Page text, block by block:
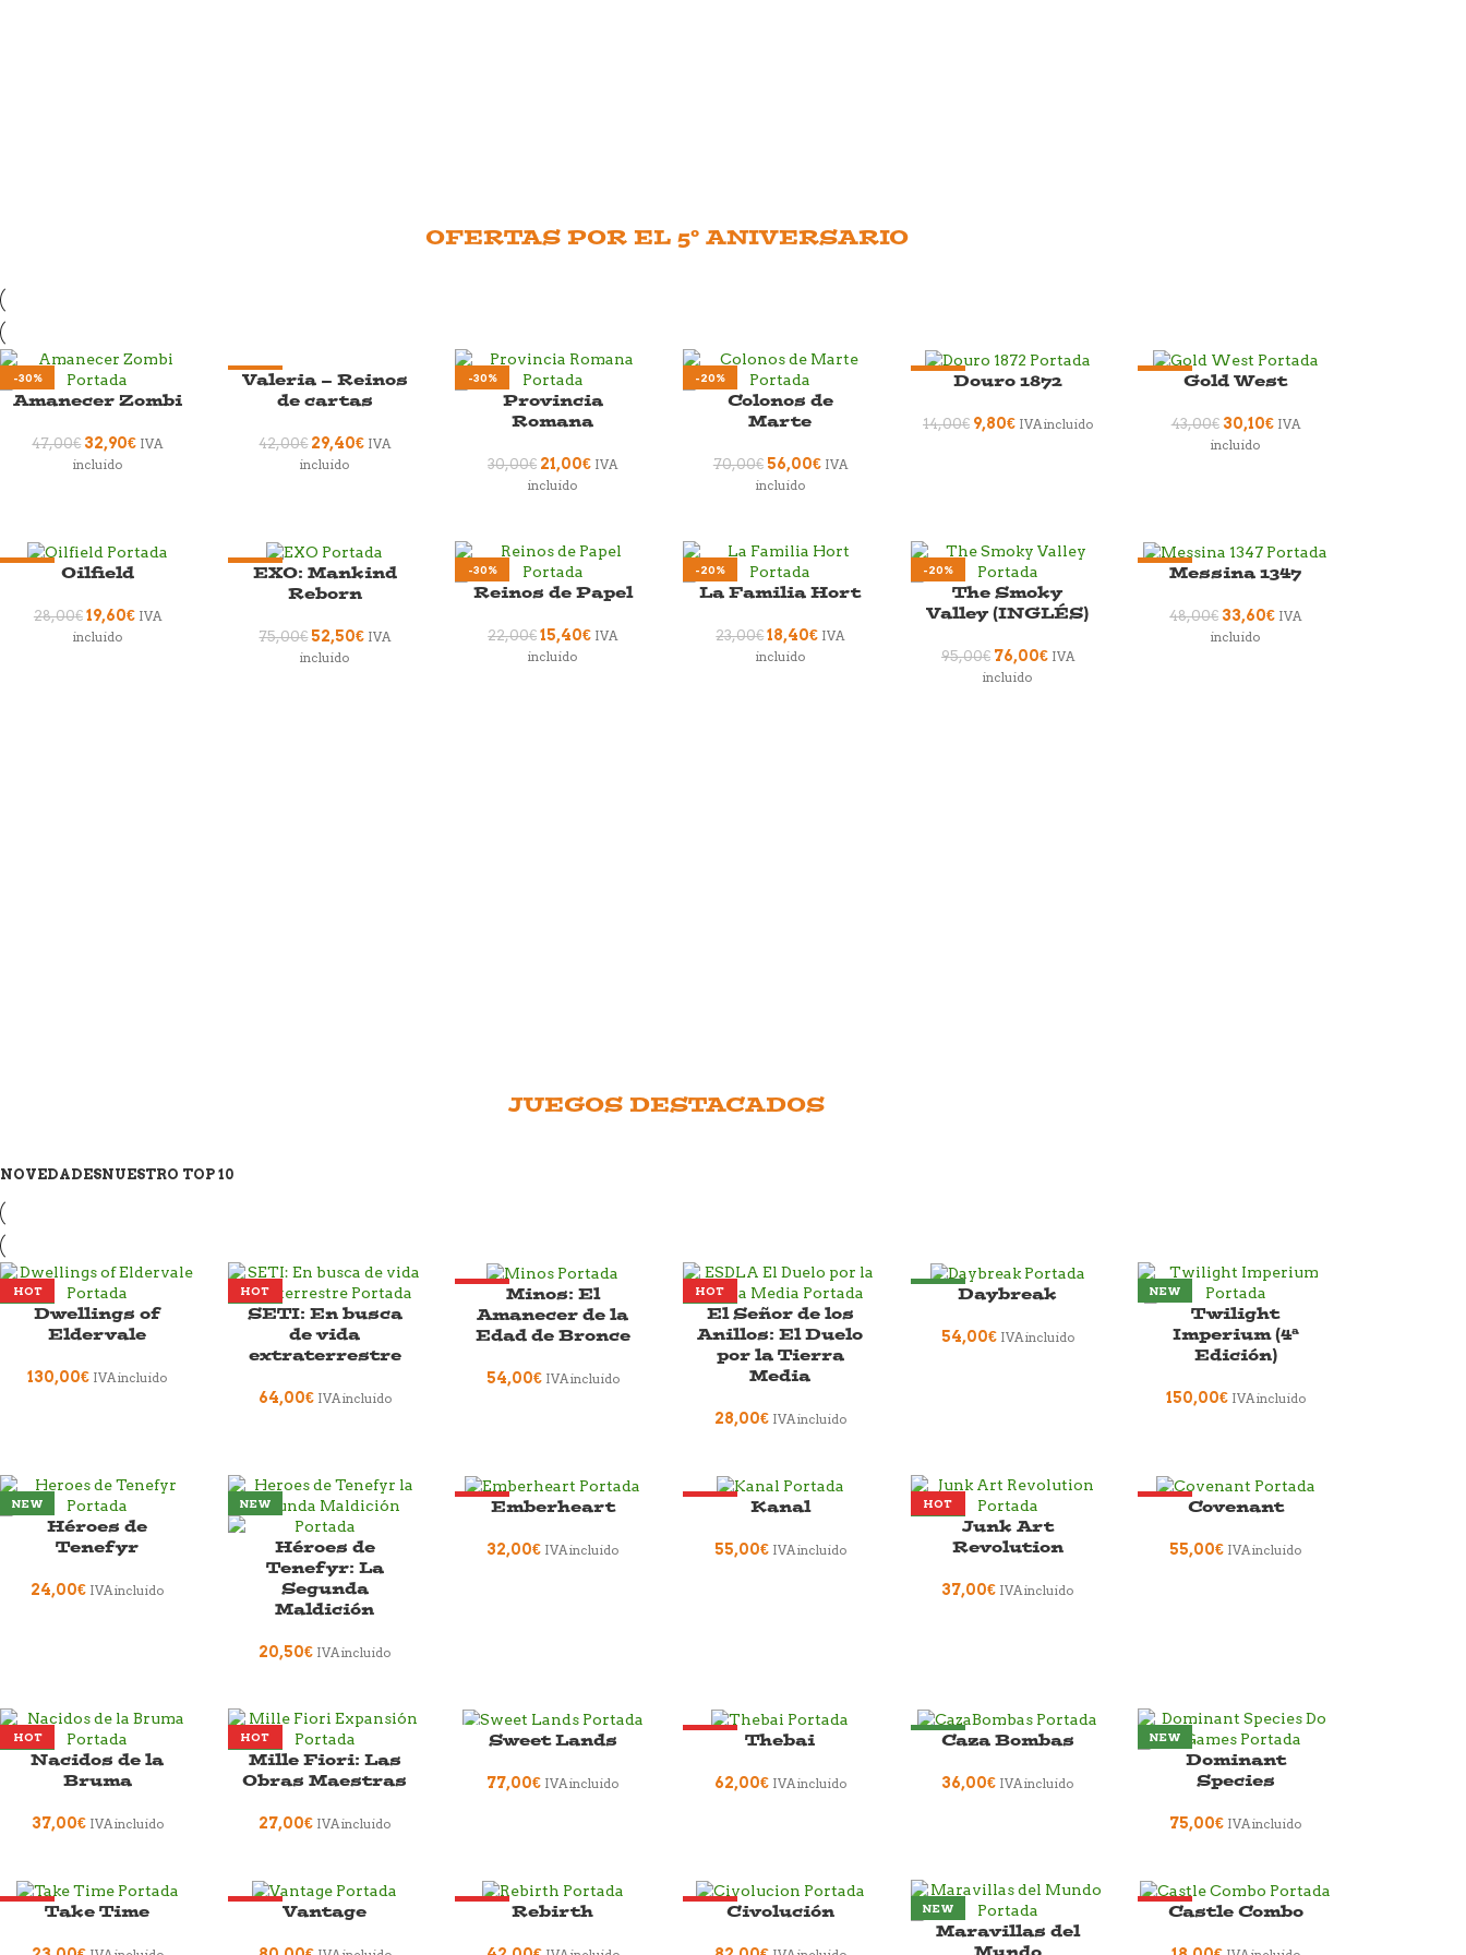
OFERTAS POR EL 5º ANIVERSARIO
-30%
Amanecer Zombi
47,00€ 32,90€ IVA
incluido
-30%
Valeria – Reinos
de cartas
42,00€ 29,40€ IVA
incluido
-30%
Provincia
Romana
30,00€ 21,00€ IVA
incluido
-20%
Colonos de
Marte
70,00€ 56,00€ IVA
incluido
Douro 1872
14,00€ 9,80€ IVA incluido
Gold West
43,00€ 30,10€ IVA
incluido
Oilfield
28,00€ 19,60€ IVA
incluido
-30%
EXO: Mankind
Reborn
75,00€ 52,50€ IVA
incluido
-30%
Reinos de Papel
22,00€ 15,40€ IVA
incluido
-20%
La Familia Hort
23,00€ 18,40€ IVA
incluido
-20%
The Smoky
Valley (INGLÉS)
95,00€ 76,00€ IVA
incluido
-30%Messina 1347
48,00€ 33,60€ IVA
incluido
JUEGOS DESTACADOS
NOVEDADESNUESTRO TOP 10
HOT
NEWDwellings of
Eldervale
130,00€ IVA incluido
HOT
NEW
SETI: En busca
de vida
extraterrestre
64,00€ IVA incluido
NEW
Minos: El
Amanecer de la
Edad de Bronce
54,00€ IVA incluido
HOT
NEW
El Señor de los
Anillos: El Duelo
por la Tierra
Media
28,00€ IVA incluido
Daybreak
54,00€ IVA incluido
NEW
Twilight
Imperium (4ª
Edición)
150,00€ IVA incluido
NEW
Héroes de
Tenefyr
24,00€ IVA incluido
NEW
Héroes de
Tenefyr: La
Segunda
Maldición
20,50€ IVA incluido
HOTEmberheart
32,00€ IVA incluido
Kanal
55,00€ IVA incluido
HOT
Junk Art
Revolution
37,00€ IVA incluido
Covenant
55,00€ IVA incluido
HOT
NEWNacidos de la
Bruma
37,00€ IVA incluido
HOT
NEW
Mille Fiori: Las
Obras Maestras
27,00€ IVA incluido
SOLD OUT
NEW
Sweet Lands
77,00€ IVA incluido
Thebai
62,00€ IVA incluido
NEWCaza Bombas
36,00€ IVA incluido
NEW
Dominant
Species
75,00€ IVA incluido
Take Time Vantage Rebirth Civolución NEW
Maravillas del
HOTCastle Combo